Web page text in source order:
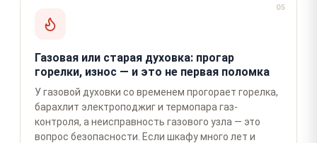
05
Газовая или старая духовка: прогар
горелки, износ — и это не первая поломка
У газовой духовки со временем прогорает горелка,
барахлит электроподжиг и термопара газ-
контроля, а неисправность газового узла — это
вопрос безопасности. Если шкафу много лет и